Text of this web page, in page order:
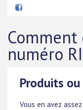
numéro
Produits ou
Vous en avez